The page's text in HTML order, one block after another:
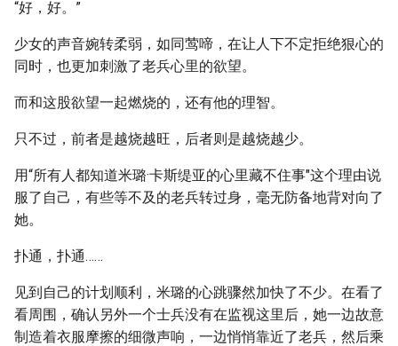
“好，好。”
少女的声音婉转柔弱，如同莺啼，在让人下不定拒绝狠心的
同时，也更加刺激了老兵心里的欲望。
而和这股欲望一起燃烧的，还有他的理智。
只不过，前者是越烧越旺，后者则是越烧越少。
用“所有人都知道米璐·卡斯缇亚的心里藏不住事"这个理由说
服了自己，有些等不及的老兵转过身，毫无防备地背对向了
她。
扑通，扑通……
见到自己的计划顺利，米璐的心跳骤然加快了不少。在看了
看周围，确认另外一个士兵没有在监视这里后，她一边故意
制造着衣服摩擦的细微声响，一边悄悄靠近了老兵，然后乘